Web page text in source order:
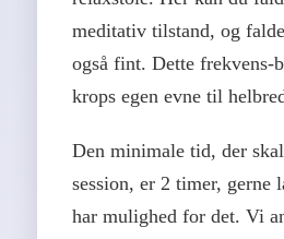
meditativ tilstand, og
også fint. Dette frekvens-
krops egen evne til
Den minimale tid, der
session, er 2 timer, gerne
har mulighed for det. Vi